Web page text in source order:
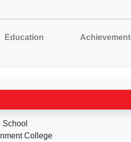
Education Achievement
College